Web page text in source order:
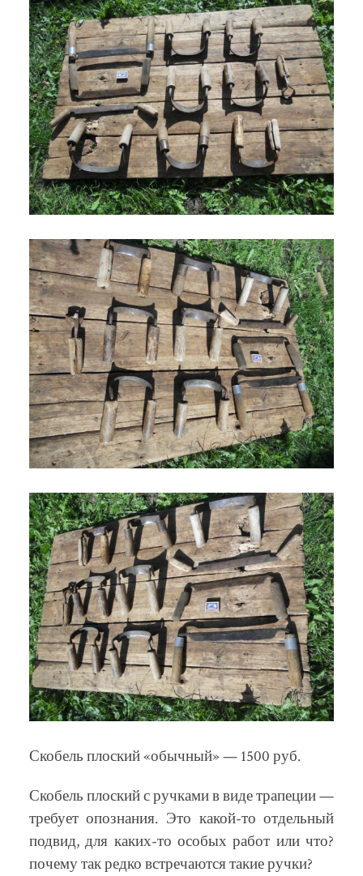
Скобель плоский «обычный» — 1500 руб.
Скобель плоский с ручками в виде трапеции —
требует опознания. Это какой-то отдельный
подвид, для каких-то особых работ или что?
почему так редко встречаются такие ручки?